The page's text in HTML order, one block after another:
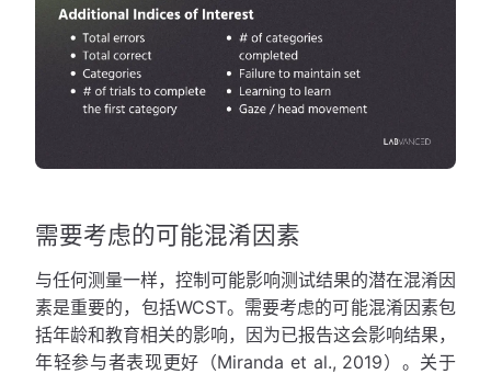
需要考虑的可能混淆因素
与任何测量一样，控制可能影响测试结果的潜在混淆因
素是重要的，包括WCST。需要考虑的可能混淆因素包
括年龄和教育相关的影响，因为已报告这会影响结果，
年轻参与者表现更好（Miranda et al., 2019）。关于